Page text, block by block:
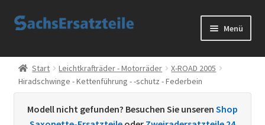
Zur
Zum
Menü
Start
AGB
Datenschutzerklärung
Start Leichtkrafträder - Motorräder
X-ROAD 2005
Hiradschwinge - Kettenführung - -schutz - Federbein
Modell nicht gefunden? Besuchen Sie unseren Shop